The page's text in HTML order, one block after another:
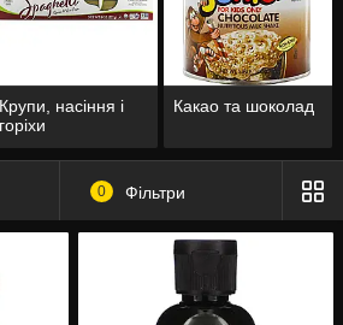
Крупи, насіння і
горіхи
Какао та шоколад
0 Фільтри